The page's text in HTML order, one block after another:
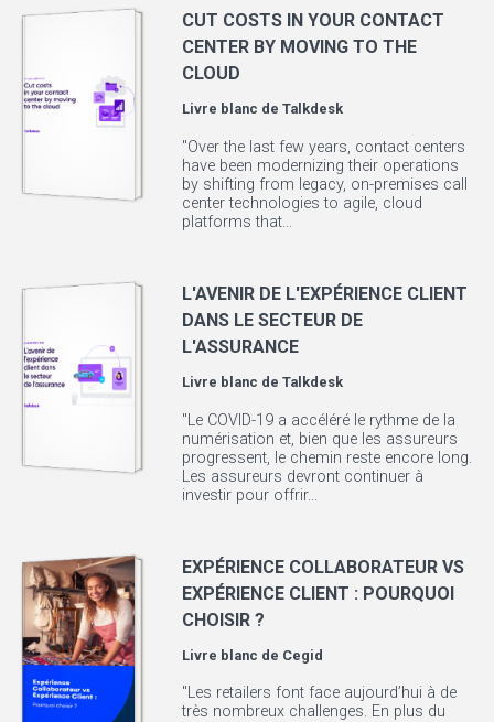
CUT COSTS IN YOUR CONTACT
CENTER BY MOVING TO THE
CLOUD
Livre blanc deTalkdesk
"Over the last few years, contact centers
have been modernizing their operations
by shifting from legacy, on-premises call
center technologies to agile, cloud
platforms that...
L'AVENIR DE L'EXPÉRIENCE CLIENT
DANS LE SECTEUR DE
L'ASSURANCE
Livre blanc deTalkdesk
"Le COVID-19 a accéléré le rythme de la
numérisation et, bien que les assureurs
progressent, le chemin reste encore long.
Les assureurs devront continuer à
investir pour offrir...
EXPÉRIENCE COLLABORATEUR VS
EXPÉRIENCE CLIENT : POURQUOI
CHOISIR ?
Livre blanc de Cegid
"Les retailers font face aujourd’hui à de
très nombreux challenges. En plus du